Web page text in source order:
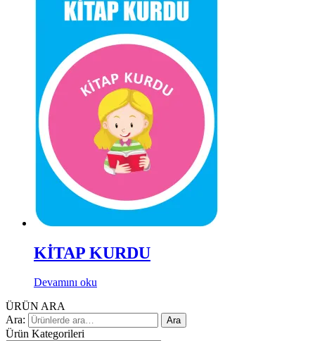
KİTAP KURDU
Devamını oku
ÜRÜN ARA
Ara:
Ara
Ürün Kategorileri